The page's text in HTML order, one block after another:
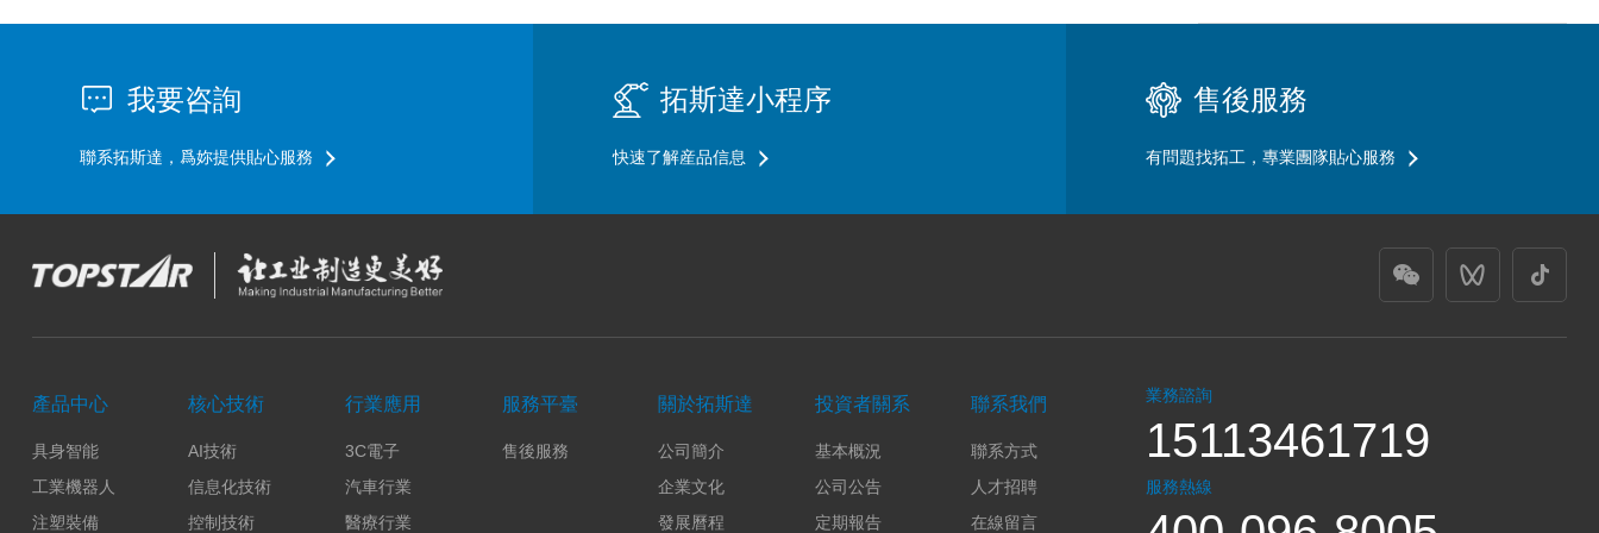
我要咨詢
聯系拓斯達，爲妳提供貼心服務
拓斯達小程序
快速了解産品信息
售後服務
有問題找拓工，專業團隊貼心服務
產品中心
具身智能
工業機器人
注塑裝備
核心技術
AI技術
信息化技術
控制技術
行業應用
3C電子
汽車行業
醫療行業
服務平臺
售後服務
關於拓斯達
公司簡介
企業文化
發展曆程
投資者關系
基本概況
公司公告
定期報告
聯系我們
聯系方式
人才招聘
在線留言
業務諮詢
15113461719
服務熱線